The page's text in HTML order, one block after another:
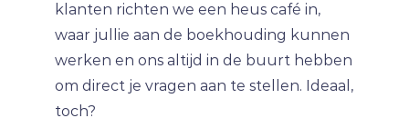
klanten richten we een heus café in,
waar jullie aan de boekhouding kunnen
werken en ons altijd in de buurt hebben
om direct je vragen aan te stellen. Ideaal,
toch?